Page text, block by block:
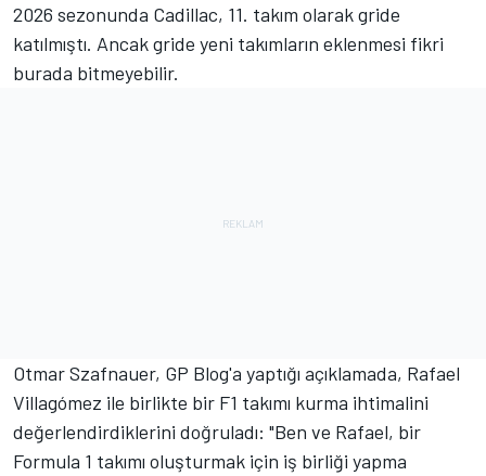
2026 sezonunda Cadillac, 11. takım olarak gride
katılmıştı. Ancak gride yeni takımların eklenmesi fikri
burada bitmeyebilir.
Otmar Szafnauer, GP Blog'a yaptığı açıklamada, Rafael
Villagómez ile birlikte bir F1 takımı kurma ihtimalini
değerlendirdiklerini doğruladı: "Ben ve Rafael, bir
Formula 1 takımı oluşturmak için iş birliği yapma